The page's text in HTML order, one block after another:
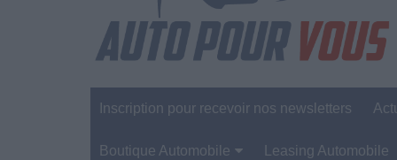
Inscription pour recevoir nos newsletters
Boutique Automobile Leasing Automobile